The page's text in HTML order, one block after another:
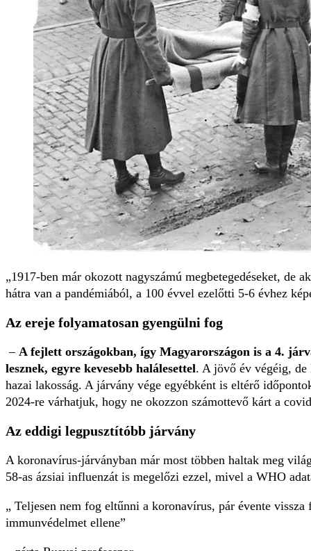
1917-ben már okozott nagyszámú megbetegedéseket,
hátra van a pandémiából, a 100 évvel ezelőtti 5-6 évhez
Az ereje folyamatosan gyengülni fog
– A fejlett országokban, így Magyarországon is a 4.
lesznek, egyre kevesebb halálesettel. A jövő év végéig,
hazai lakosság. A járvány vége egyébként is eltérő
2024-re várhatjuk, hogy ne okozzon számottevő kárt a
Az eddigi legpusztítóbb járvány
A koronavírus-járványban már most többen haltak meg
58-as ázsiai influenzát is megelőzi ezzel, mivel a WHO
Teljesen nem fog eltűnni a koronavírus, pár évente
immunvédelmet ellene